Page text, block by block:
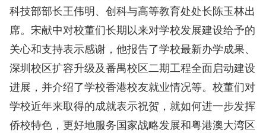
科技部部长王伟明、创科与高等教育处处长陈玉林出
席。宋献中对校董们长期以来对学校发展建设给予的
关心和支持表示感谢，他报告了学校最新办学成果、
深圳校区扩容升级及番禺校区二期工程全面启动建设
进展，并介绍了学校香港校友就业情况等。校董们对
学校近年来取得的成就表示祝贺，就如何进一步发挥
侨校特色，更好地服务国家战略发展和粤港澳大湾区